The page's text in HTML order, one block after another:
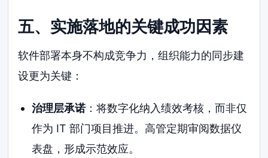
五、实施落地的关键成功因素
软件部署本身不构成竞争力，组织能力的同步建
设更为关键：
治理层承诺：将数字化纳入绩效考核，而非仅
作为 IT 部门项目推进。高管定期审阅数据仪
表盘，形成示范效应。